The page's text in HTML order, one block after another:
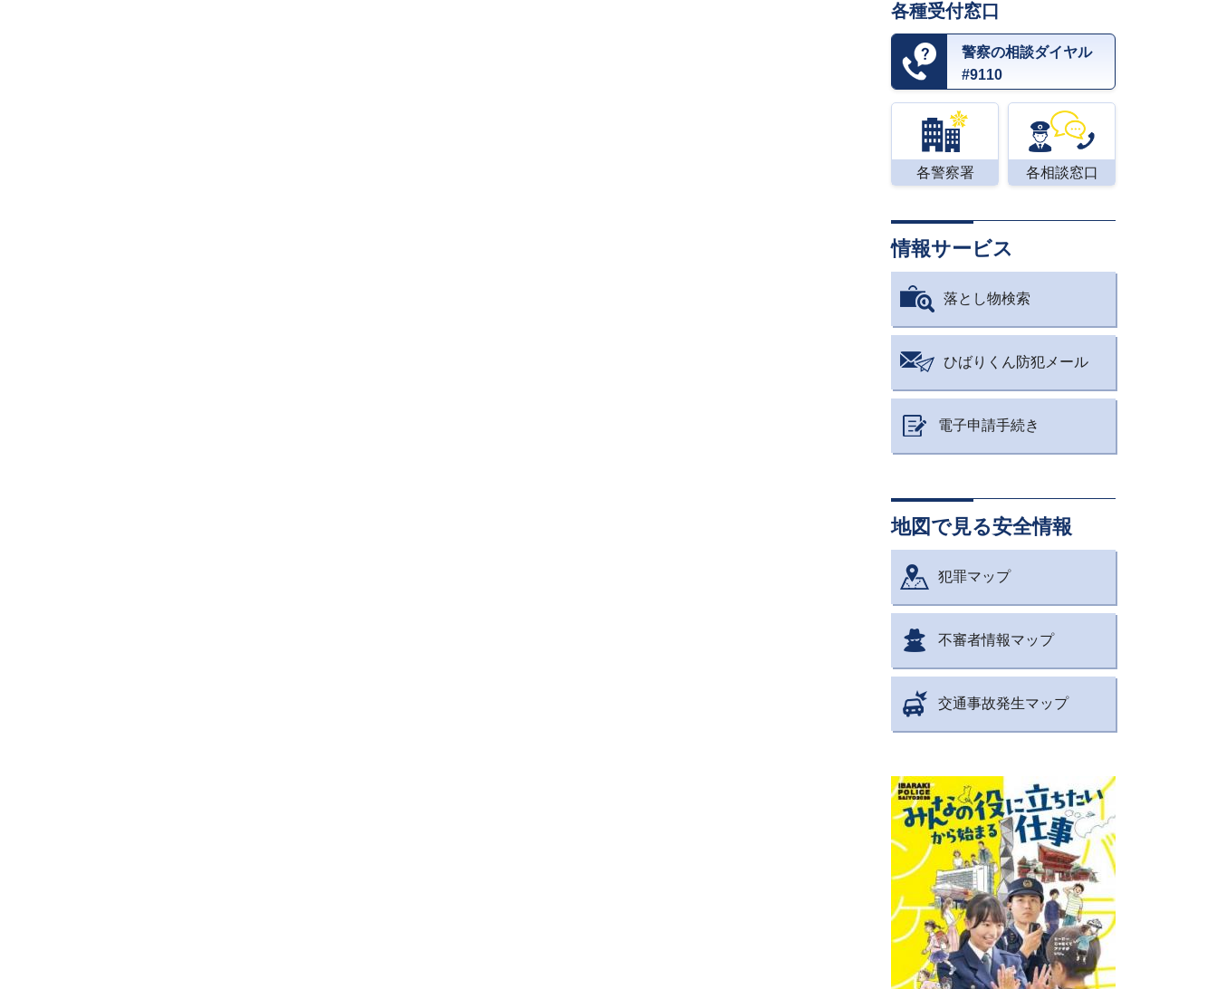
各種受付窓口
警察の相談ダイヤル
#9110
各警察署 各相談窓口
情報サービス
落とし物検索
ひばりくん防犯メール
電子申請手続き
地図で見る安全情報
犯罪マップ
不審者情報マップ
交通事故発生マップ